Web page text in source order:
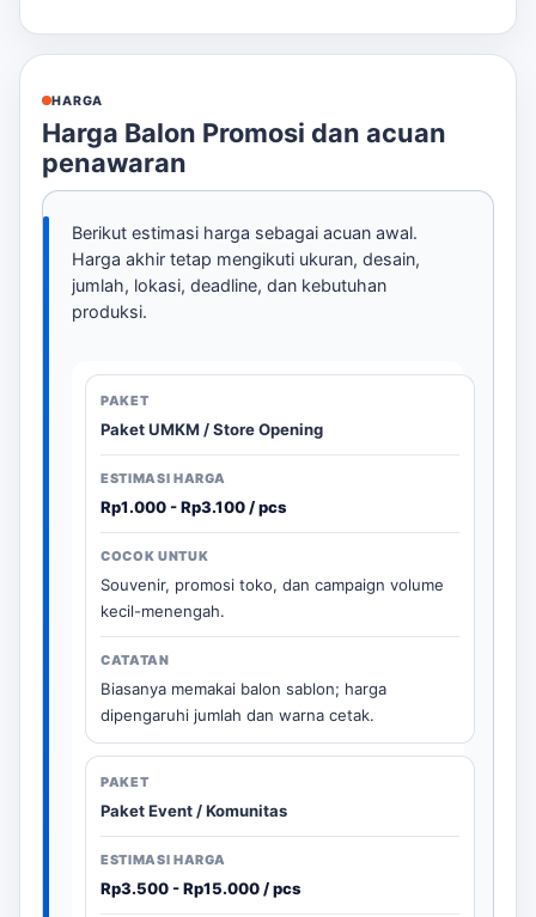
HARGA
Harga Balon Promosi dan acuan
penawaran
Berikut estimasi harga sebagai acuan awal.
Harga akhir tetap mengikuti ukuran, desain,
jumlah, lokasi, deadline, dan kebutuhan
produksi.
Paket UMKM / Store Opening
Rp1.000 - Rp3.100 / pcs
Souvenir, promosi toko, dan campaign volume
kecil-menengah.
Biasanya memakai balon sablon; harga
dipengaruhi jumlah dan warna cetak.
Paket Event / Komunitas
Rp3.500 - Rp15.000 / pcs